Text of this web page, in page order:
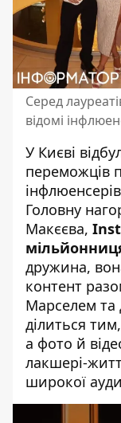
Серед
відомі
У Києві
переможців
Головну
Макєєва,
дружина,
контент
Марселем
ділиться
а фото й
лакшері-
широкої